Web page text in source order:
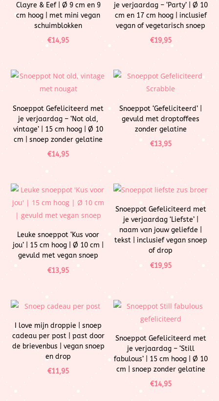
Clayre & Eef | Ø 9 cm en 9
cm hoog | met mini vegan
schuimblokken
€14,95
je verjaardag – ‘Party’ | Ø 10
cm en 17 cm hoog | inclusief
vegan of vegetarisch snoep
€19,95
Snoeppot Gefeliciteerd met
je verjaardag – ‘Not old,
vintage’ | 15 cm hoog | Ø 10
cm | snoep zonder gelatine
€14,95
Snoeppot ‘Gefeliciteerd’ |
gevuld met droptoffees
zonder gelatine
€13,95
Leuke snoeppot ‘Kus voor
jou’ | 15 cm hoog | Ø 10 cm |
gevuld met vegan snoep
€13,95
Snoeppot Gefeliciteerd met
je verjaardag ‘Liefste’ |
naam van jouw geliefde |
tekst | inclusief vegan snoep
of drop
€19,95
I love mijn droppie | snoep
cadeau per post | past door
de brievenbus | vegan snoep
en drop
€11,95
Snoeppot Gefeliciteerd met
je verjaardag – ‘Still
fabulous’ | 15 cm hoog | Ø 10
cm | snoep zonder gelatine
€14,95